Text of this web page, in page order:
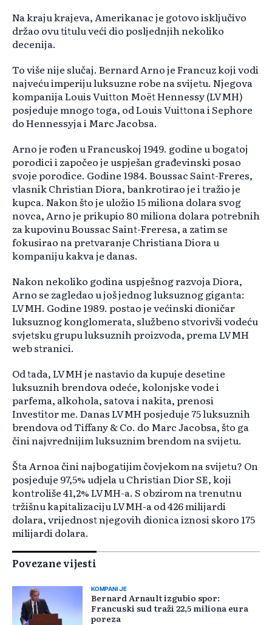
Na kraju krajeva, Amerikanac je gotovo isključivo
držao ovu titulu veći dio posljednjih nekoliko
decenija.
To više nije slučaj. Bernard Arno je Francuz koji vodi
najveću imperiju luksuzne robe na svijetu. Njegova
kompanija Louis Vuitton Moët Hennessy (LVMH)
posjeduje mnogo toga, od Louis Vuittona i Sephore
do Hennessyja i Marc Jacobsa.
Arno je rođen u Francuskoj 1949. godine u bogatoj
porodici i započeo je uspješan građevinski posao
svoje porodice. Godine 1984. Boussac Saint-Freres,
vlasnik Christian Diora, bankrotirao je i tražio je
kupca. Nakon što je uložio 15 miliona dolara svog
novca, Arno je prikupio 80 miliona dolara potrebnih
za kupovinu Boussac Saint-Freresa, a zatim se
fokusirao na pretvaranje Christiana Diora u
kompaniju kakva je danas.
Nakon nekoliko godina uspješnog razvoja Diora,
Arno se zagledao u još jednog luksuznog giganta:
LVMH. Godine 1989. postao je većinski dioničar
luksuznog konglomerata, službeno stvorivši vodeću
svjetsku grupu luksuznih proizvoda, prema LVMH
web stranici.
Od tada, LVMH je nastavio da kupuje desetine
luksuznih brendova odeće, kolonjske vode i
parfema, alkohola, satova i nakita, prenosi
Investitor me. Danas LVMH posjeduje 75 luksuznih
brendova od Tiffany & Co. do Marc Jacobsa, što ga
čini najvrednijim luksuznim brendom na svijetu.
Šta Arnoa čini najbogatijim čovjekom na svijetu? On
posjeduje 97,5% udjela u Christian Dior SE, koji
kontroliše 41,2% LVMH-a. S obzirom na trenutnu
tržišnu kapitalizaciju LVMH-a od 426 milijardi
dolara, vrijednost njegovih dionica iznosi skoro 175
milijardi dolara.
Povezane vijesti
KOMPANIJE
Bernard Arnault izgubio spor:
Francuski sud traži 22,5 miliona eura
poreza